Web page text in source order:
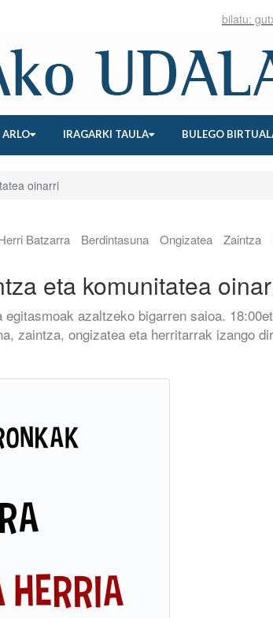
IRAGARKI TAULA BULEGO
oinarri
Batzarra Berdintasuna Ongizatea Zaintza
eta komunitatea
azaltzeko bigarren saioa.
zaintza, ongizatea eta herritarrak izango